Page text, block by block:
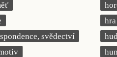
svědectví
hra